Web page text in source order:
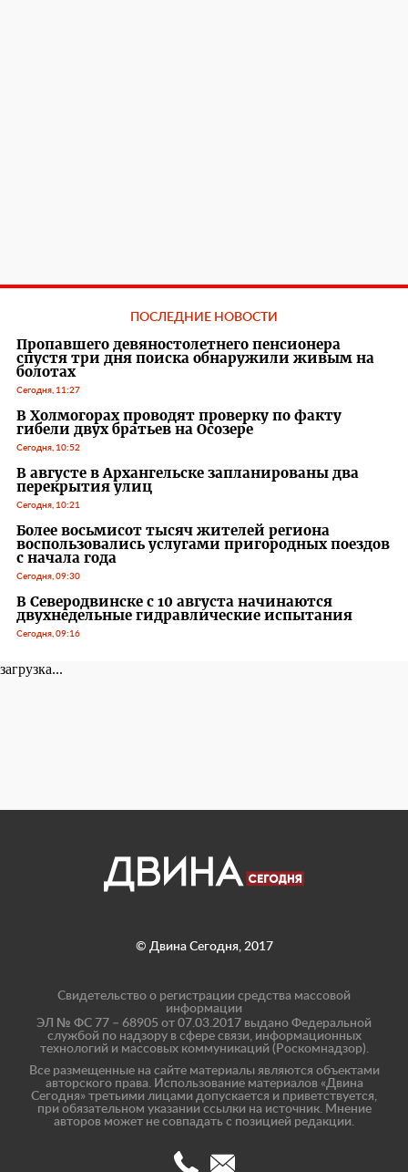
ПОСЛЕДНИЕ НОВОСТИ
Пропавшего девяностолетнего пенсионера
спустя три дня поиска обнаружили живым на
болотах
Сегодня, 11:27
В Холмогорах проводят проверку по факту
гибели двух братьев на Осозере
Сегодня, 10:52
В августе в Архангельске запланированы два
перекрытия улиц
Сегодня, 10:21
Более восьмисот тысяч жителей региона
воспользовались услугами пригородных поездов
с начала года
Сегодня, 09:30
В Северодвинске с 10 августа начинаются
двухнедельные гидравлические испытания
Сегодня, 09:16
загрузка...
© Двина Сегодня, 2017
Свидетельство о регистрации средства массовой
информации
ЭЛ № ФС 77 – 68905 от 07.03.2017 выдано Федеральной
службой по надзору в сфере связи, информационных
технологий и массовых коммуникаций (Роскомнадзор).
Все размещенные на сайте материалы являются объектами
авторского права. Использование материалов «Двина
Сегодня» третьими лицами допускается и приветствуется,
при обязательном указании ссылки на источник. Мнение
авторов может не совпадать с позицией редакции.
(8182)info@dvinatoday.ru